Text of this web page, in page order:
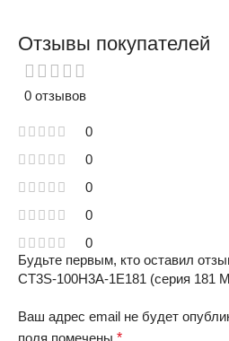
Отзывы покупателей
0 отзывов
0
0
0
0
0
Будьте первым, кто оставил
CT3S-100H3A-1E181 (серия 181
Ваш адрес email не будет
поля помечены *